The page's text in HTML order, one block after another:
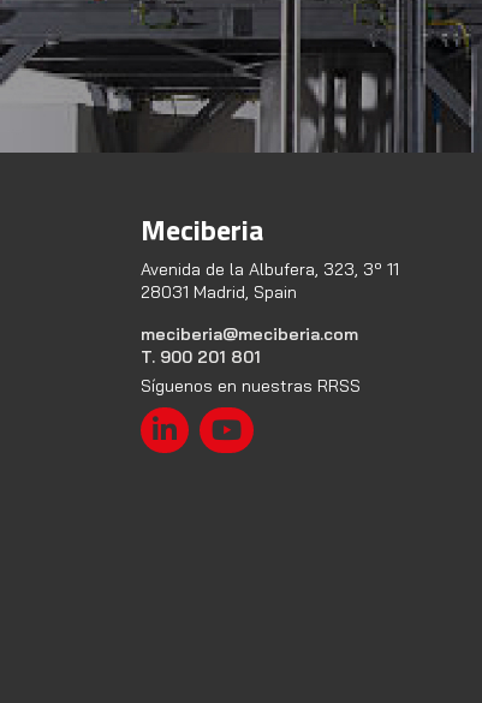
Meciberia
Avenida de la Albufera, 323, 3º 11
28031 Madrid, Spain
meciberia@meciberia.com
T. 900 201 801
Síguenos en nuestras RRSS